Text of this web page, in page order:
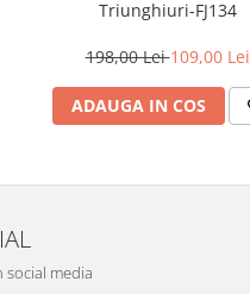
Triunghiuri-FJ134
198,00 Lei109,00 Lei
ADAUGA IN COS
social media